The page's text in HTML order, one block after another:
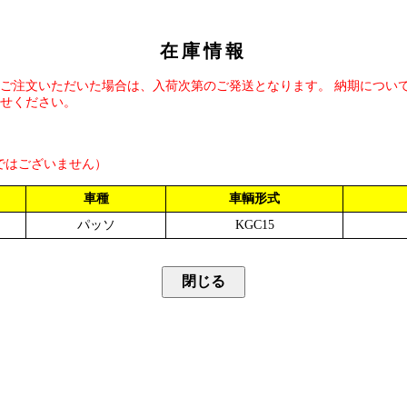
在庫情報
注文いただいた場合は、入荷次第のご発送となります。 納期につい
ください。
ございません）
車種 車輌形式
パッソ
KGC15